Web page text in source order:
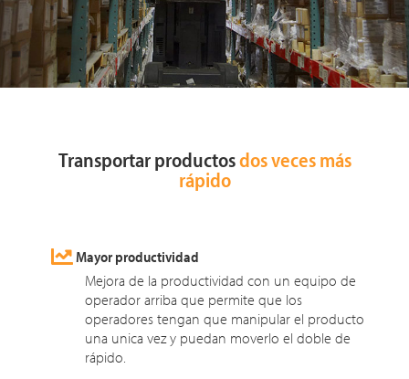
Transportar productosdos veces más
rápido
Mayor productividad
Mejora de la productividad con un equipo de
operador arriba que permite que los
operadores tengan que manipular el producto
una unica vez y puedan moverlo el doble de
rápido.